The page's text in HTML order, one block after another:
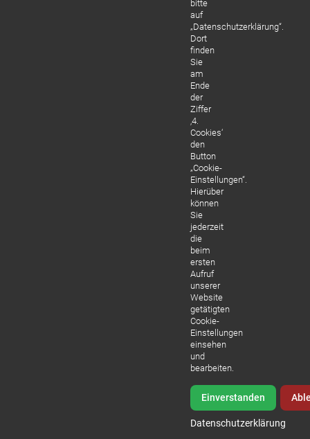
bitte
auf
„Datenschutzerklärung“.
Dort
finden
Sie
am
Ende
der
Ziffer
‚4.
Cookies‘
den
Button
„Cookie-
Einstellungen“.
Hierüber
können
Sie
jederzeit
die
beim
ersten
Aufruf
unserer
Website
getätigten
Cookie-
Einstellungen
einsehen
und
bearbeiten.
Einverstanden
Datenschutzerklärung